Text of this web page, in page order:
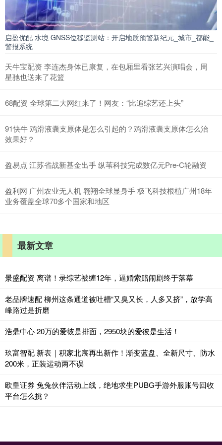
启盈优配 水境 GNSS位移监测站：开启地质预警新纪元_城市_都能_
警报系统
天牛宝配资 李连杰身体已康复，在包厢里看张艺兴演唱会，周
星驰也送来了花篮
68配资 全球第二大网红来了！网友：“比追综艺还上头”
91快牛 鸡滑液囊支原体是怎么引起的？鸡滑液囊支原体怎么治
效果好？
盈易点 江苏省战新基金出手 纵苇科技完成数亿元Pre-C轮融资
盈利网 广州农业无人机 翱翔全球显身手 极飞科技根植广州18年
业务覆盖全球70多个国家和地区
最新文章
景盛配资 离谱！录综艺被缠12年，逼婚索赔闹剧终于落幕
老品牌速配 柳州这条通道被吐槽“又臭又长，人多又挤”，放学高
峰路过是折磨
浩鼎中心 20万的爱彼是排面，2950块的爱彼是生活！
玖富智配 新表｜积家北宸再出新作！渐变蓝盘、全新尺寸、防水
200米，正装运动两不误
欧皇证券 兔兔伙伴活动上线，绝地求生PUBG手游外服账号回收
平台怎么挑？